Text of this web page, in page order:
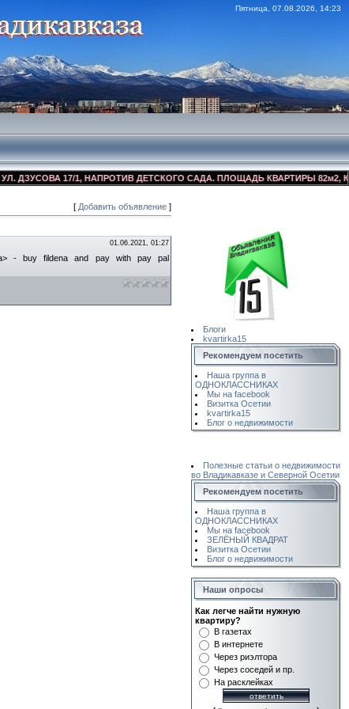
Пятница, 07.08.2026, 14:23
17/1, НАПРОТИВ ДЕТСКОГО САДА. ПЛОЩАДЬ КВАРТИРЫ 82м2,
[ Добавить объявление ]
01.06.2021, 01:27
a> - buy fildena and pay with pay pal
Блоги
kvartirka15
Рекомендуем посетить
Наша группа в
ОДНОКЛАССНИКАХ
Мы на facebook
Визитка Осетии
kvartirka15
Блог о недвижимости
Полезные статьи о недвижимости
во Владикавказе и Северной Осетии
Рекомендуем посетить
Наша группа в
ОДНОКЛАССНИКАХ
Мы на facebook
ЗЕЛЁНЫЙ КВАДРАТ
Визитка Осетии
Блог о недвижимости
Наши опросы
Как легче найти нужную
квартиру?
В газетах
В интернете
Через риэлтора
Через соседей и пр.
На расклейках